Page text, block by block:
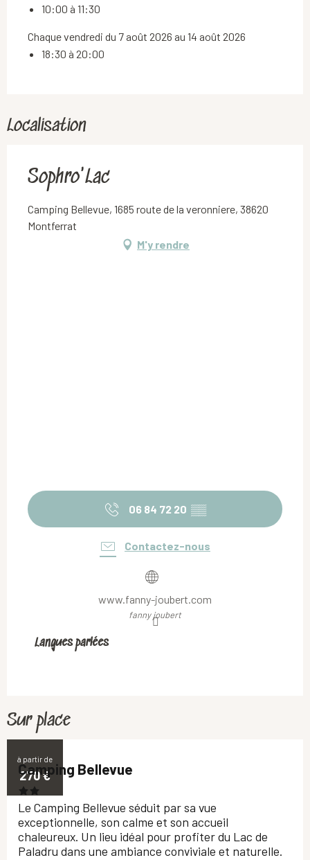
10:00 à 11:30
Chaque vendredi du 7 août 2026 au 14 août 2026
18:30 à 20:00
Localisation
Sophro'Lac
Camping Bellevue, 1685 route de la veronniere, 38620
Montferrat
M'y rendre
06 84 72 20 ▒▒
Contactez-nous
www.fanny-joubert.com
fanny joubert
Langues parlées
Langues parlées
Sur place
à partir de
270€
Camping Bellevue
Le Camping Bellevue séduit par sa vue
exceptionnelle, son calme et son accueil
chaleureux. Un lieu idéal pour profiter du Lac de
Paladru dans une ambiance conviviale et naturelle.